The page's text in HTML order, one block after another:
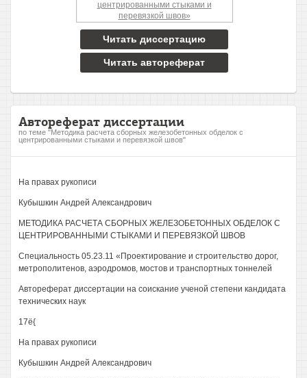
Читать диссертацию
Читать автореферат
Автореферат диссертации
по теме "Методика расчета сборных железобетонных обделок с
центрированными стыками и перевязкой швов"
На правах рукописи
Кубышкин Андрей Александрович
МЕТОДИКА РАСЧЕТА СБОРНЫХ ЖЕЛЕЗОБЕТОННЫХ ОБДЕЛОК С
ЦЕНТРИРОВАННЫМИ СТЫКАМИ И ПЕРЕВЯЗКОЙ ШВОВ
Специальность 05.23.11 «Проектирование и строительство дорог,
метрополитенов, аэродромов, мостов и транспортных тоннелей
Автореферат диссертации на соискание ученой степени кандидата
технических наук
17ё{
На правах рукописи
Кубышкин Андрей Александрович